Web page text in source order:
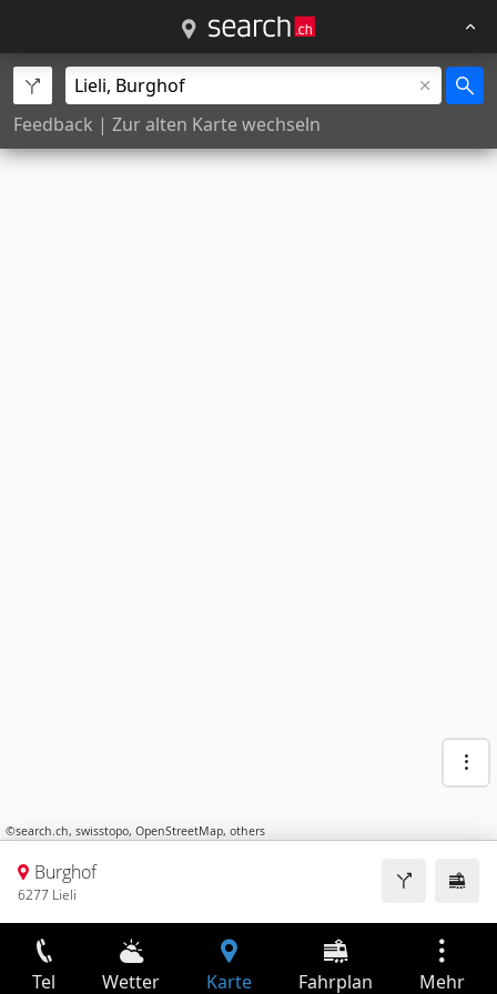
Feedback | Zur alten Karte wechseln
©search.ch, swisstopo, OpenStreetMap, others
Burghof
6277 Lieli
Tel Wetter Karte Fahrplan Mehr